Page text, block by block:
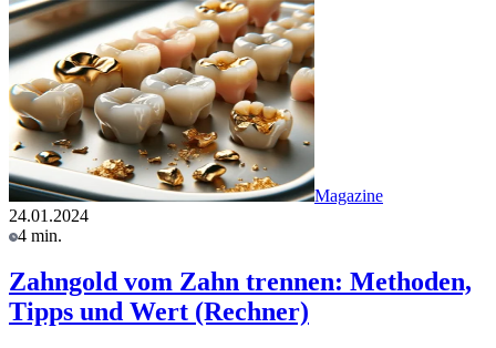
Magazine
24.01.2024
4 min.
Zahngold vom Zahn trennen: Methoden,
Tipps und Wert (Rechner)